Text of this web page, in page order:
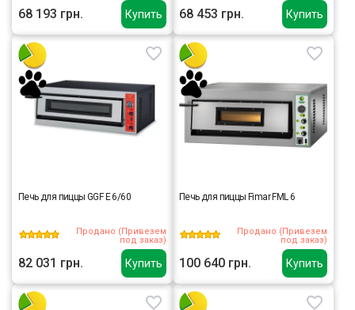
Купить
68 193 грн. Купить
68 453 грн.
Купить
Печь для пиццы GGF E 6/60
Продано (Привезем
под заказ)
82 031 грн. Купить
Печь для пиццы Fimar FML 6
Продано (Привезем
под заказ)
100 640 грн.